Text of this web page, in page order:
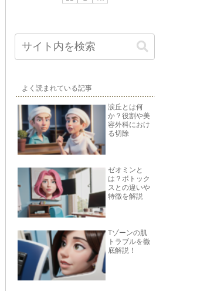
よく読まれている記事
涙丘とは何
か？役割や美
容外科におけ
る切除
ゼオミンと
は？ボトック
スとの違いや
特徴を解説
Tゾーンの肌
トラブルを徹
底解説！